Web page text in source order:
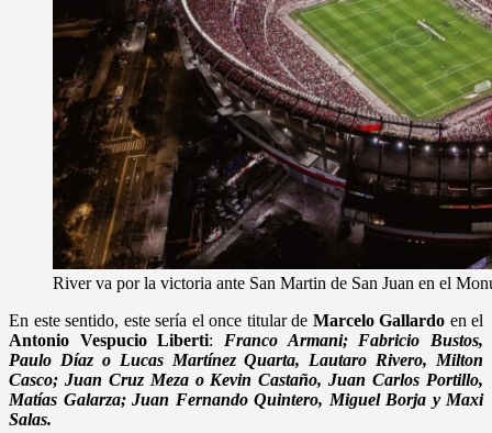
River va por la victoria ante San Martin de San Juan en el
En este sentido, este sería el once titular de Marcelo Gallardo en el
Antonio Vespucio Liberti: Franco Armani; Fabricio Bustos,
Paulo Díaz o Lucas Martínez Quarta, Lautaro Rivero, Milton
Casco; Juan Cruz Meza o Kevin Castaño, Juan Carlos Portillo,
Matías Galarza; Juan Fernando Quintero, Miguel Borja y Maxi
Salas.